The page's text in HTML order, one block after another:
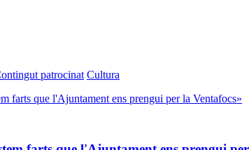
patrocinat Cultura